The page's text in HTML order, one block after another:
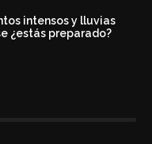
intensos y lluvias
¿estás preparado?